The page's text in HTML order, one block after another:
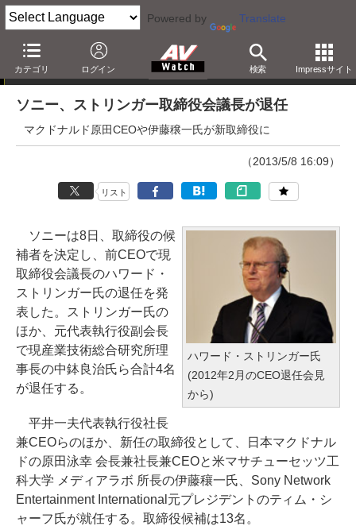
Powered by Translate
カテゴリ ログイン 検索 Impressサイト
ニュース
ソニー、ストリンガー取締役会議長が退任
マクドナルド原田CEOや伊藤穣一氏が新取締役に
（2013/5/8 16:09）
リスト
ハワード・ストリンガー氏
(2012年2月のCEO退任会見
から)
ソニーは8日、取締役の候
補者を決定し、前CEOで現
取締役会議長のハワード・
ストリンガー氏の退任を発
表した。ストリンガー氏の
ほか、元代表執行役副会長
で現産業技術総合研究所理
事長の中鉢良治氏ら合計4名
が退任する。
平井一夫代表執行役社長
兼CEOらのほか、新任の取締役として、日本マクドナル
ドの原田泳幸 会長兼社長兼CEOと米マサチューセッツ工
科大学 メディアラボ 所長の伊藤穰一氏、Sony Network
Entertainment International元プレジデントのティム・シ
ャーフ氏が就任する。取締役候補は13名。